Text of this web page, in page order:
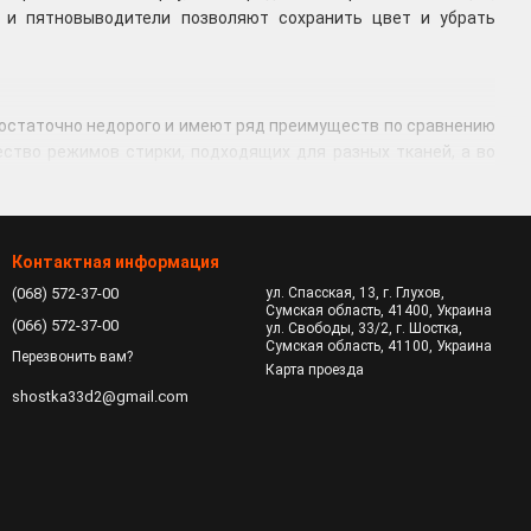
пятновыводители позволяют сохранить цвет и убрать
недорого и имеют ряд преимуществ по сравнению
режимов стирки, подходящих для разных тканей, а во
могут автоматически определять необходимый
есть только сверху.
из ванны». Сейчас фактически это невозможно. Купив
Контактная информация
(068) 572-37-00
(066) 572-37-00
Перезвонить вам?
shostka33d2@gmail.com
ул. Спасская, 13, г. Глухов,
Сумская область, 41400, Украина
ул. Свободы, 33/2, г. Шостка,
Сумская область, 41100, Украина
Карта проезда